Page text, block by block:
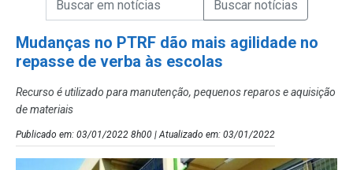
Mudanças no PTRF dão mais agilidade no
repasse de verba às escolas
Recurso é utilizado para manutenção, pequenos reparos e aquisição
de materiais
Publicado em: 03/01/2022 8h00 | Atualizado em: 03/01/2022